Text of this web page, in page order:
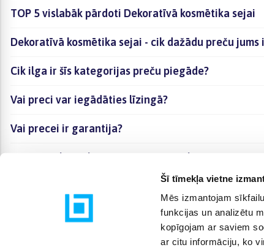
Šī tīmekļa vietne
Mēs izmantojam
funkcijas un analizētu
kopīgojam ar saviem
ar citu informāciju, ko
TOP 5 vislabāk pārdoti Dekoratīvā kosmētika sejai
Dekoratīvā kosmētika sejai - cik dažādu preču
Cik ilga ir šīs kategorijas preču piegāde?
Vai preci var iegādāties līzingā?
Vai precei ir garantija?
Kā visērtāk izvēlēties sev piemērotāko preci?